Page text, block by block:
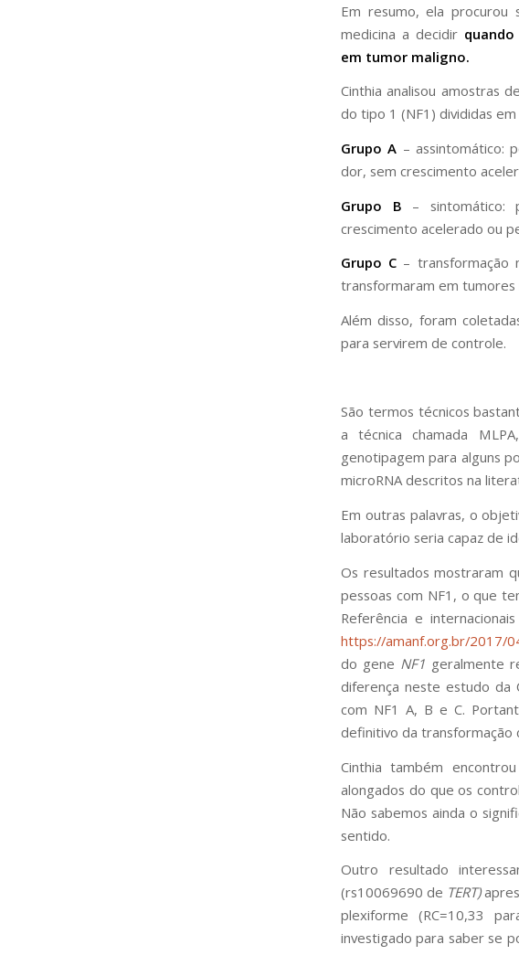
Em resumo, ela procurou
medicina a decidir
em tumor maligno.
Cinthia analisou amostras
do tipo 1 (NF1) divididas
Grupo A – assintomático:
dor, sem crescimento
Grupo B – sintomático:
crescimento acelerado ou
Grupo C – transformação
transformaram em tumores
Além disso, foram
para servirem de controle.
São termos técnicos
a técnica chamada
genotipagem para alguns
microRNA descritos na
Em outras palavras, o
laboratório seria capaz de
Os resultados mostraram
pessoas com NF1, o que
Referência e
https://amanf.org.br/2017/
do gene NF1 geralmente
diferença neste estudo da
com NF1 A, B e C.
definitivo da transformação
Cinthia também
alongados do que os
Não sabemos ainda o
sentido.
Outro resultado
(rs10069690 de TERT)
plexiforme (RC=10,33
investigado para saber se